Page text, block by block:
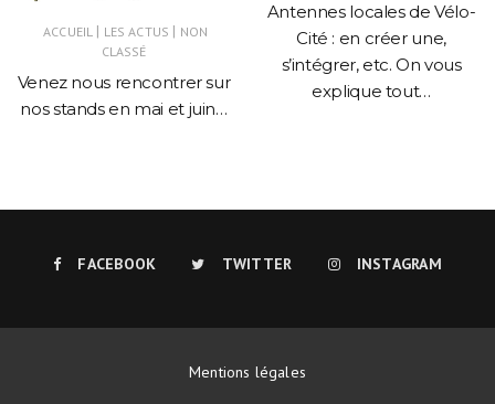
ACCUEIL | LES ACTUS | NON
CLASSÉ
Venez nous rencontrer sur
nos stands en mai et juin…
Antennes locales de Vélo-
Cité : en créer une,
s’intégrer, etc. On vous
explique tout…
FACEBOOK TWITTER INSTAGRAM
Mentions légales